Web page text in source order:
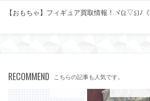
【おもちゃ】フィギュア買取情報！ヾ(≧▽≦)ﾉ
RECOMMEND こちらの記事も人気です。